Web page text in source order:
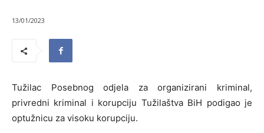
13/01/2023
Tužilac Posebnog odjela za organizirani kriminal,
privredni kriminal i korupciju Tužilaštva BiH podigao je
optužnicu za visoku korupciju.